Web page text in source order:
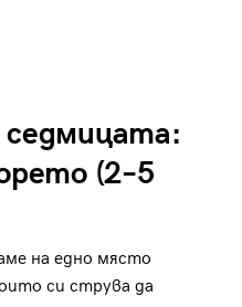
(2–5
на едно място
си струва да